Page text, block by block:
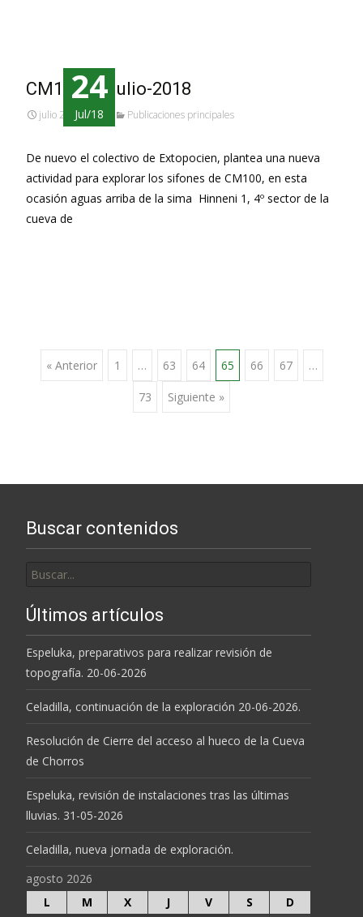
24
Jul/18
CM100 21-julio-2018
julio 24, 2018 Publicaciones principales
De nuevo el colectivo de Extopocien, plantea una nueva
actividad para explorar los sifones de CM100, en esta
ocasión aguas arriba de la sima Hinneni 1, 4º sector de la
cueva de
Ir
las
entradas
« Anterior 1 … 63 64 65 66 67 …
73 Siguiente »
Buscar contenidos
por:
Últimos artículos
Espeluka, preparativos para realizar revisión de
topografía. 20-06-2026
Celadilla, continuación de la exploración 20-06-2026.
Resolución de Cierre del acceso al hueco de la Cueva
de Chorros
Espeluka, revisión de instalaciones tras las últimas
lluvias. 31-05-2026
Celadilla, nueva jornada de exploración.
agosto 2026
L
M X J V S D